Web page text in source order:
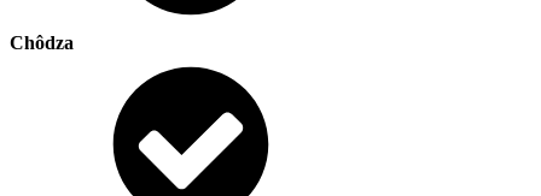
Chôdza